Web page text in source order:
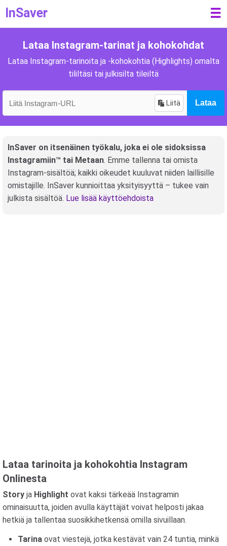
InSaver ☰
Lataa Instagram-tarinat ja kohokohdat
Lataa Instagram-tarinoita ja -kohokohtia (Highlights) omalta
tililtäsi tai julkisilta tileiltä
Liitä Lataa
InSaver on itsenäinen työkalu, joka ei ole sidoksissa
Instagramiin™ tai Metaan. Emme tallenna tai omista
Instagram-sisältöä; kaikki oikeudet kuuluvat niiden laillisille
omistajille. InSaver kunnioittaa yksityisyyttä – tukee vain
julkista sisältöä. Lue lisää käyttöehdoista
Lataa tarinoita ja kohokohtia Instagram
Onlinesta
Story ja Highlight ovat kaksi tärkeää Instagramin
ominaisuutta, joiden avulla käyttäjät voivat helposti jakaa
hetkiä ja tallentaa suosikkihetkensä omilla sivuillaan.
Tarina ovat viestejä, jotka kestävät vain 24 tuntia, minkä